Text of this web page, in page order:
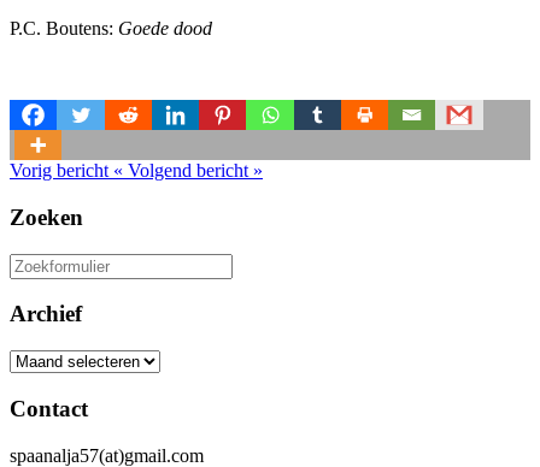
P.C. Boutens: Goede dood
Vorig bericht « Volgend bericht »
Zoeken
Zoeken
naar:
Archief
Archief
Contact
spaanalja57(at)gmail.com